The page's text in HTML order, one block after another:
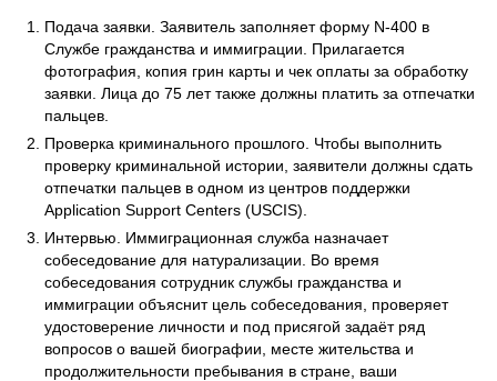
Подача заявки. Заявитель заполняет форму N-400 в
Службе гражданства и иммиграции. Прилагается
фотография, копия грин карты и чек оплаты за обработку
заявки. Лица до 75 лет также должны платить за отпечатки
пальцев.
Проверка криминального прошлого. Чтобы выполнить
проверку криминальной истории, заявители должны сдать
отпечатки пальцев в одном из центров поддержки
Application Support Centers (USCIS).
Интервью. Иммиграционная служба назначает
собеседование для натурализации. Во время
собеседования сотрудник службы гражданства и
иммиграции объяснит цель собеседования, проверяет
удостоверение личности и под присягой задаёт ряд
вопросов о вашей биографии, месте жительства и
продолжительности пребывания в стране, ваши